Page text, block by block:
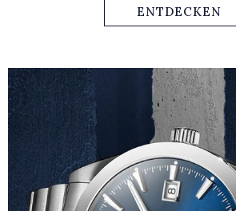
modernen Geschmack als auch
ENTDECKEN